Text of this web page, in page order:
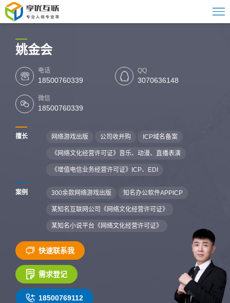
姚金会
电话
18500760339
QQ
3070636148
微信
18500760339
擅长 网络游戏出版 公司收并购 ICP域名备案
《网络文化经营许可证》音乐、动漫、直播表演
《增值电信业务经营许可证》ICP、EDI
案例 300余款网络游戏出版 知名办公软件APPICP
某知名互联网公司《网络文化经营许可证》
某知名小说平台《网络文化经营许可证》
快速联系我
需求登记
18500769112